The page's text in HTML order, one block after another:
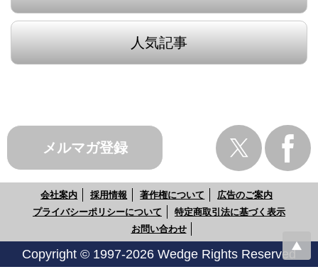
人気記事
メルマガ登録
会社案内 採用情報 著作権について
広告のご案内
プライバシーポリシーについて
特定商取引法に基づく表示
お問い合わせ
Copyright © 1997-2026 Wedge Rights Reserved